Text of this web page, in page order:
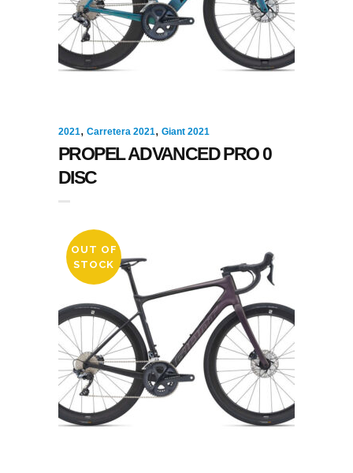
2021, Carretera 2021, Giant 2021
PROPEL ADVANCED PRO 0
DISC
OUT OF
STOCK